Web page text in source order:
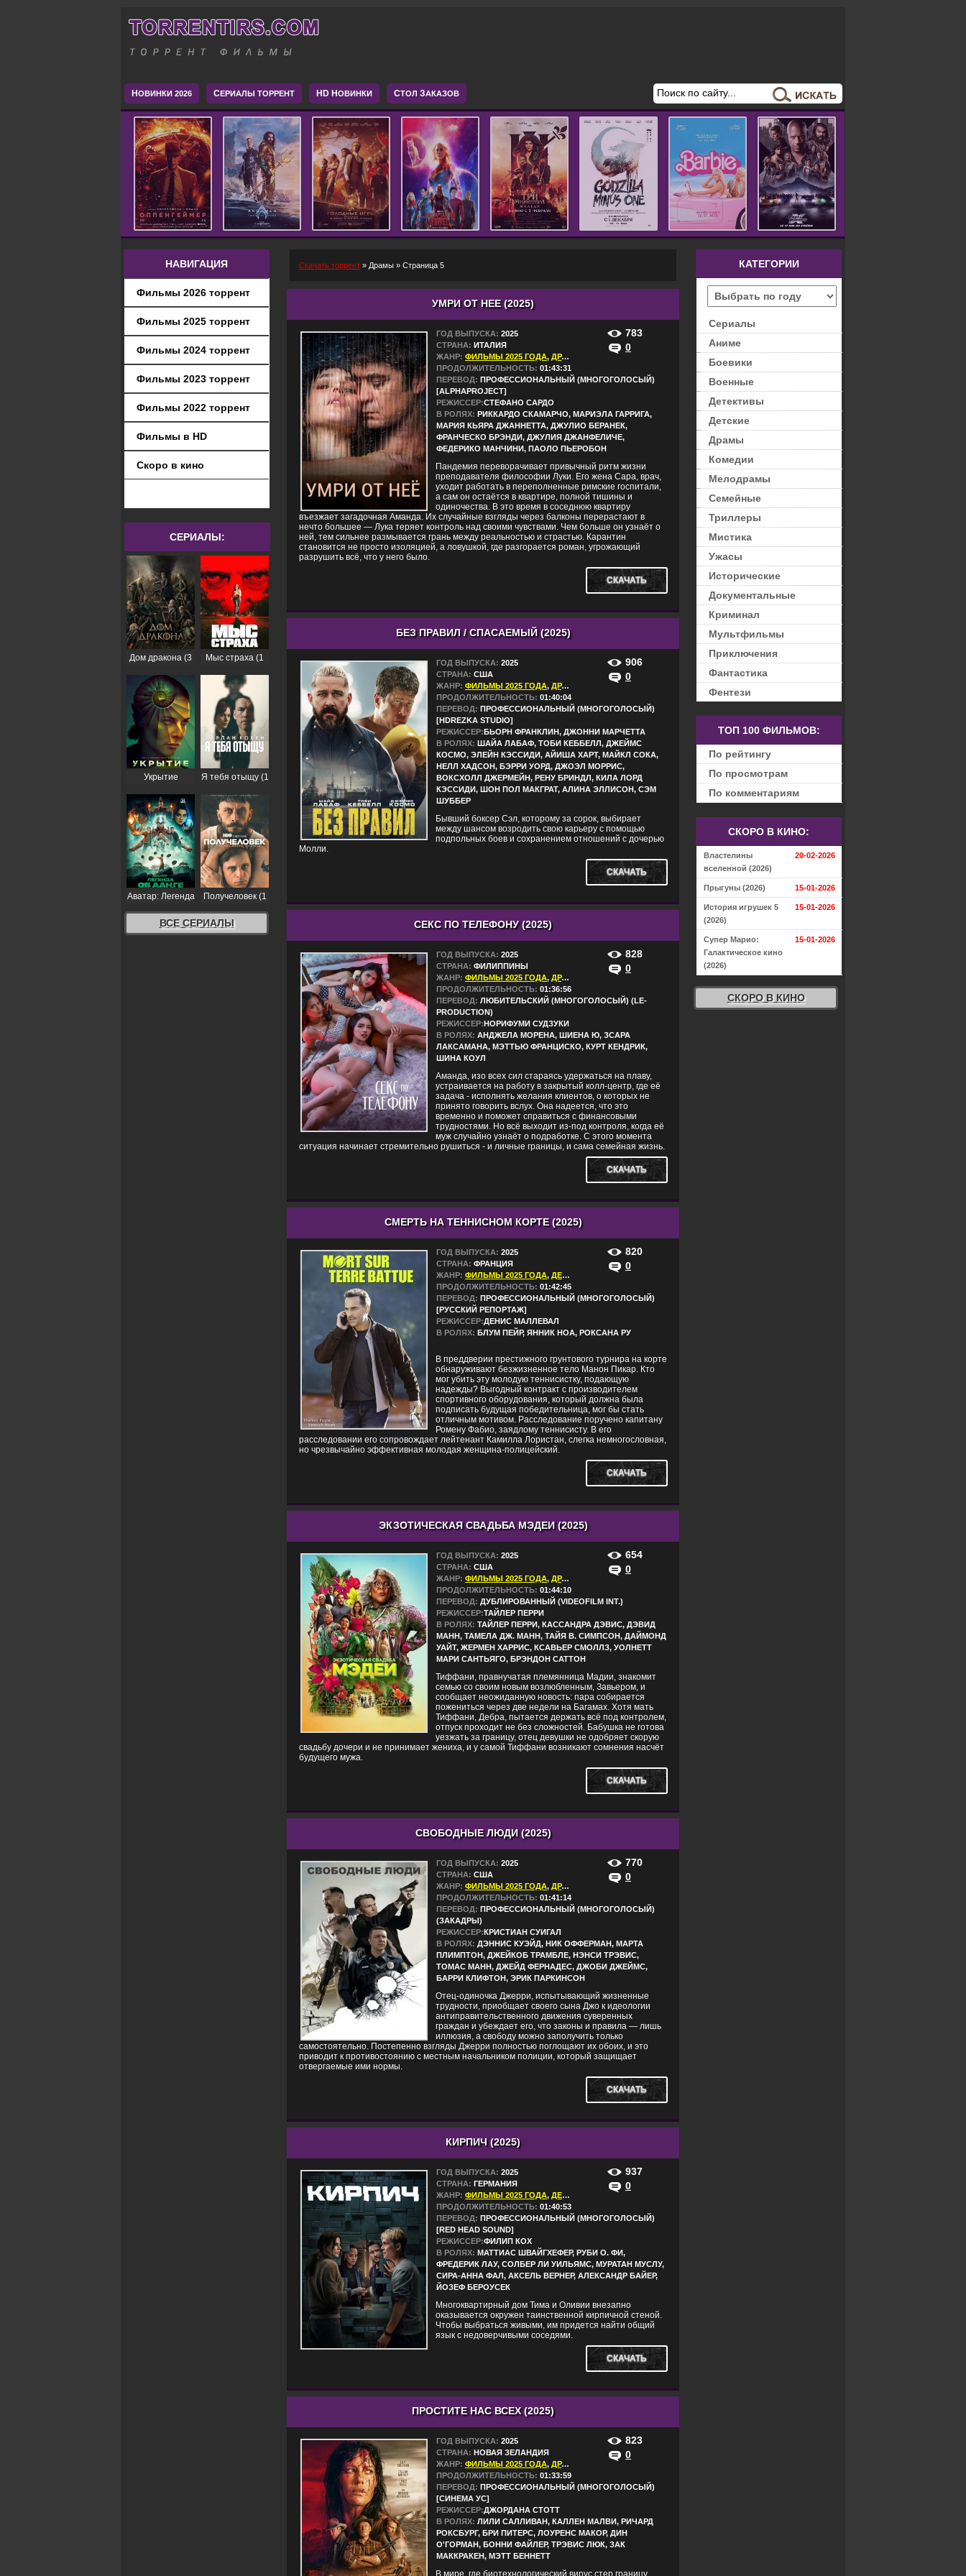
НОВИНКИ 2026 СЕРИАЛЫ ТОРРЕНТ HD НОВИНКИ СТОЛ ЗАКАЗОВ
НАВИГАЦИЯ
Фильмы 2026 торрент
Фильмы 2025 торрент
Фильмы 2024 торрент
Фильмы 2023 торрент
Фильмы 2022 торрент
Фильмы в HD
Скоро в кино
СЕРИАЛЫ:
Дом дракона (3
Мыс страха (1
Укрытие
сезон)
Я тебя отыщу (1
Аватар: Легенда
об Аанге (2
сезон)
Получеловек (1
сезон)
ВСЕ СЕРИАЛЫ
Скачать торрент » Драмы » Страница 5
УМРИ ОТ НЕЕ (2025)
783
0
ГОД ВЫПУСКА: 2025
СТРАНА: ИТАЛИЯ
ЖАНР: ФИЛЬМЫ 2025 ГОДА, ДРАМЫ КОМЕДИИ
ПРОДОЛЖИТЕЛЬНОСТЬ: 01:43:31
ПЕРЕВОД: ПРОФЕССИОНАЛЬНЫЙ (МНОГОГОЛОСЫЙ)
[ALPHAPROJECT]
РЕЖИССЕР:СТЕФАНО САРДО
В РОЛЯХ: РИККАРДО СКАМАРЧО, МАРИЭЛА ГАРРИГА,
МАРИЯ КЬЯРА ДЖАННЕТТА, ДЖУЛИО БЕРАНЕК,
ФРАНЧЕСКО БРЭНДИ, ДЖУЛИЯ ДЖАНФЕЛИЧЕ,
ФЕДЕРИКО МАНЧИНИ, ПАОЛО ПЬЕРОБОН
Пандемия переворачивает привычный ритм жизни
преподавателя философии Луки. Его жена Сара, врач,
уходит работать в переполненные римские госпитали,
а сам он остаётся в квартире, полной тишины и
одиночества. В это время в соседнюю квартиру
въезжает загадочная Аманда. Их случайные взгляды через балконы перерастают в
нечто большее — Лука теряет контроль над своими чувствами. Чем больше он узнаёт о
ней, тем сильнее размывается грань между реальностью и страстью. Карантин
становится не просто изоляцией, а ловушкой, где разгорается роман, угрожающий
разрушить всё, что у него было.
СКАЧАТЬ
БЕЗ ПРАВИЛ / СПАСАЕМЫЙ (2025)
906
0
ГОД ВЫПУСКА: 2025
СТРАНА: США
ЖАНР: ФИЛЬМЫ 2025 ГОДА, ДРАМЫ
КРИМИНАЛ
ПРОДОЛЖИТЕЛЬНОСТЬ: 01:40:04
ПЕРЕВОД: ПРОФЕССИОНАЛЬНЫЙ (МНОГОГОЛОСЫЙ)
[HDREZKA STUDIO]
РЕЖИССЕР:БЬОРН ФРАНКЛИН, ДЖОННИ МАРЧЕТТА
В РОЛЯХ: ШАЙА ЛАБАФ, ТОБИ КЕББЕЛЛ, ДЖЕЙМС
КОСМО, ЭЛЕЙН КЭССИДИ, АЙИША ХАРТ, МАЙКЛ СОКА,
НЕЛЛ ХАДСОН, БЭРРИ УОРД, ДЖОЭЛ МОРРИС,
ВОКСХОЛЛ ДЖЕРМЕЙН, РЕНУ БРИНДЛ, КИЛА ЛОРД
КЭССИДИ, ШОН ПОЛ МАКГРАТ, АЛИНА ЭЛЛИСОН, СЭМ
ШУББЕР
Бывший боксер Сэл, которому за сорок, выбирает
между шансом возродить свою карьеру с помощью
подпольных боев и сохранением отношений с дочерью
Молли.
СКАЧАТЬ
СЕКС ПО ТЕЛЕФОНУ (2025)
828
0
ГОД ВЫПУСКА: 2025
СТРАНА: ФИЛИППИНЫ
ЖАНР: ФИЛЬМЫ 2025 ГОДА, ДРАМЫ
МЕЛОДРАМЫ
ПРОДОЛЖИТЕЛЬНОСТЬ: 01:36:56
ПЕРЕВОД: ЛЮБИТЕЛЬСКИЙ (МНОГОГОЛОСЫЙ) (LE-
PRODUCTION)
РЕЖИССЕР:НОРИФУМИ СУДЗУКИ
В РОЛЯХ: АНДЖЕЛА МОРЕНА, ШИЕНА Ю, ЗСАРА
ЛАКСАМАНА, МЭТТЬЮ ФРАНЦИСКО, КУРТ КЕНДРИК,
ШИНА КОУЛ
Аманда, изо всех сил стараясь удержаться на плаву,
устраивается на работу в закрытый колл-центр, где её
задача - исполнять желания клиентов, о которых не
принято говорить вслух. Она надеется, что это
временно и поможет справиться с финансовыми
трудностями. Но всё выходит из-под контроля, когда её
муж случайно узнаёт о подработке. С этого момента
ситуация начинает стремительно рушиться - и личные границы, и сама семейная жизнь.
СКАЧАТЬ
СМЕРТЬ НА ТЕННИСНОМ КОРТЕ (2025)
820
0
ГОД ВЫПУСКА: 2025
СТРАНА: ФРАНЦИЯ
ЖАНР: ФИЛЬМЫ 2025 ГОДА, ДЕТЕКТИВЫ ДРАМЫ
ПРОДОЛЖИТЕЛЬНОСТЬ: 01:42:45
ПЕРЕВОД: ПРОФЕССИОНАЛЬНЫЙ (МНОГОГОЛОСЫЙ)
[РУССКИЙ РЕПОРТАЖ]
РЕЖИССЕР:ДЕНИС МАЛЛЕВАЛ
В РОЛЯХ: БЛУМ ПЕЙР, ЯННИК НОА, РОКСАНА РУ
В преддверии престижного грунтового турнира на корте
обнаруживают безжизненное тело Манон Пикар. Кто
мог убить эту молодую теннисистку, подающую
надежды? Выгодный контракт с производителем
спортивного оборудования, который должна была
подписать будущая победительница, мог бы стать
отличным мотивом. Расследование поручено капитану
Ромену Фабио, заядлому теннисисту. В его
расследовании его сопровождает лейтенант Камилла Лористан, слегка немногословная,
но чрезвычайно эффективная молодая женщина-полицейский.
СКАЧАТЬ
ЭКЗОТИЧЕСКАЯ СВАДЬБА МЭДЕИ (2025)
654
0
ГОД ВЫПУСКА: 2025
СТРАНА: США
ЖАНР: ФИЛЬМЫ 2025 ГОДА, ДРАМЫ КОМЕДИИ
ПРОДОЛЖИТЕЛЬНОСТЬ: 01:44:10
ПЕРЕВОД: ДУБЛИРОВАННЫЙ (VIDEOFILM INT.)
РЕЖИССЕР:ТАЙЛЕР ПЕРРИ
В РОЛЯХ: ТАЙЛЕР ПЕРРИ, КАССАНДРА ДЭВИС, ДЭВИД
МАНН, ТАМЕЛА ДЖ. МАНН, ТАЙЯ В. СИМПСОН, ДАЙМОНД
УАЙТ, ЖЕРМЕН ХАРРИС, КСАВЬЕР СМОЛЛЗ, УОЛНЕТТ
МАРИ САНТЬЯГО, БРЭНДОН САТТОН
Тиффани, правнучатая племянница Мадии, знакомит
семью со своим новым возлюбленным, Завьером, и
сообщает неожиданную новость: пара собирается
пожениться через две недели на Багамах. Хотя мать
Тиффани, Дебра, пытается держать всё под контролем,
отпуск проходит не без сложностей. Бабушка не готова
уезжать за границу, отец девушки не одобряет скорую
свадьбу дочери и не принимает жениха, и у самой Тиффани возникают сомнения насчёт
будущего мужа.
СКАЧАТЬ
СВОБОДНЫЕ ЛЮДИ (2025)
770
0
ГОД ВЫПУСКА: 2025
СТРАНА: США
ЖАНР: ФИЛЬМЫ 2025 ГОДА, ДРАМЫ ТРИЛЛЕРЫ
ПРОДОЛЖИТЕЛЬНОСТЬ: 01:41:14
ПЕРЕВОД: ПРОФЕССИОНАЛЬНЫЙ (МНОГОГОЛОСЫЙ)
(ЗАКАДРЫ)
РЕЖИССЕР:КРИСТИАН СУИГАЛ
В РОЛЯХ: ДЭННИС КУЭЙД, НИК ОФФЕРМАН, МАРТА
ПЛИМПТОН, ДЖЕЙКОБ ТРАМБЛЕ, НЭНСИ ТРЭВИС,
ТОМАС МАНН, ДЖЕЙД ФЕРНАДЕС, ДЖОБИ ДЖЕЙМС,
БАРРИ КЛИФТОН, ЭРИК ПАРКИНСОН
Отец-одиночка Джерри, испытывающий жизненные
трудности, приобщает своего сына Джо к идеологии
антиправительственного движения суверенных
граждан и убеждает его, что законы и правила — лишь
иллюзия, а свободу можно заполучить только
самостоятельно. Постепенно взгляды Джерри полностью поглощают их обоих, и это
приводит к противостоянию с местным начальником полиции, который защищает
отвергаемые ими нормы.
СКАЧАТЬ
КИРПИЧ (2025)
937
0
ГОД ВЫПУСКА: 2025
СТРАНА: ГЕРМАНИЯ
ЖАНР: ФИЛЬМЫ 2025 ГОДА, ДЕТЕКТИВЫ ДРАМЫ
ПРОДОЛЖИТЕЛЬНОСТЬ: 01:40:53
ПЕРЕВОД: ПРОФЕССИОНАЛЬНЫЙ (МНОГОГОЛОСЫЙ)
[RED HEAD SOUND]
РЕЖИССЕР:ФИЛИП КОХ
В РОЛЯХ: МАТТИАС ШВАЙГХЕФЕР, РУБИ О. ФИ,
ФРЕДЕРИК ЛАУ, СОЛБЕР ЛИ УИЛЬЯМС, МУРАТАН МУСЛУ,
СИРА-АННА ФАЛ, АКСЕЛЬ ВЕРНЕР, АЛЕКСАНДР БАЙЕР,
ЙОЗЕФ БЕРОУСЕК
Многоквартирный дом Тима и Оливии внезапно
оказывается окружен таинственной кирпичной стеной.
Чтобы выбраться живыми, им придется найти общий
язык с недоверчивыми соседями.
СКАЧАТЬ
ПРОСТИТЕ НАС ВСЕХ (2025)
823
0
ГОД ВЫПУСКА: 2025
СТРАНА: НОВАЯ ЗЕЛАНДИЯ
ЖАНР: ФИЛЬМЫ 2025 ГОДА, ДРАМЫ
УЖАСЫ
ПРОДОЛЖИТЕЛЬНОСТЬ: 01:33:59
ПЕРЕВОД: ПРОФЕССИОНАЛЬНЫЙ (МНОГОГОЛОСЫЙ)
[СИНЕМА УС]
РЕЖИССЕР:ДЖОРДАНА СТОТТ
В РОЛЯХ: ЛИЛИ САЛЛИВАН, КАЛЛЕН МАЛВИ, РИЧАРД
РОКСБУРГ, БРИ ПИТЕРС, ЛОУРЕНС МАКОР, ДИН
О'ГОРМАН, БОННИ ФАЙЛЕР, ТРЭВИС ЛЮК, ЗАК
МАККРАКЕН, МЭТТ БЕННЕТТ
В мире, где биотехнологический вирус стер границу
КАТЕГОРИИ
Сериалы
Аниме
Боевики
Военные
Детективы
Детские
Драмы
Комедии
Мелодрамы
Семейные
Триллеры
Мистика
Ужасы
Исторические
Документальные
Криминал
Мультфильмы
Приключения
Фантастика
Фентези
ТОП 100 ФИЛЬМОВ:
По рейтингу
По просмотрам
По комментариям
СКОРО В КИНО:
Властелины
вселенной (2026)
20-02-2026
Прыгуны (2026) 15-01-2026
История игрушек 5
(2026)
15-01-2026
Супер Марио:
Галактическое кино
(2026)
15-01-2026
СКОРО В КИНО